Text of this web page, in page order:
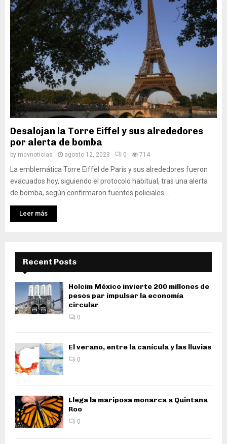
Desalojan la Torre Eiffel y sus alrededores
por alerta de bomba
by mcvnoticias agosto 12, 2023 0 714
La emblemática Torre Eiffel de París y sus alrededores fueron
evacuados hoy, siguiendo el protocolo habitual, tras una alerta
de bomba, según confirmaron fuentes policiales....
Leer más
Recent Posts
Holcim México invierte 200 millones de
pesos par impulsar la economía
circular
0
El verano, entre la canícula y las lluvias
0
Llega la mariposa monarca a Quintana
Roo
0